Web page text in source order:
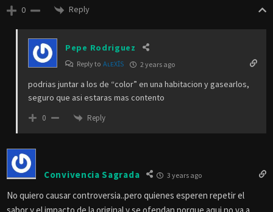
0 Reply
Pepe Rodriguez
Reply to AʟᴇXꞮS 2 years ago
podrias juntar a los de “color” en una habitacion y gasearlos,
seguro que asi estaras mas contento
0 Reply
Convivencia Sagrada 3 years ago
No quiero causar controversia..pero quienes esperen repetir el